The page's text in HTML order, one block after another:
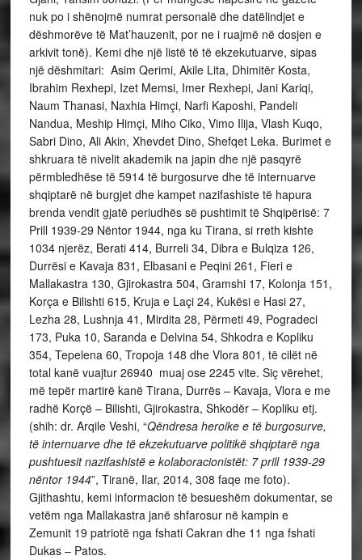
nuk po i shënojmë numrat personalë dhe datëlindjet e
dëshmorëve të Mat’hauzenit, por ne i ruajmë në dosjen e
arkivit tonë). Kemi dhe një listë të të ekzekutuarve, sipas
një dëshmitari: Asim Qerimi, Akile Lita, Dhimitër Kosta,
Ibrahim Rexhepi, Izet Memsi, Imer Rexhepi, Jani Kariqi,
Naum Thanasi, Naxhia Himçi, Narfi Kaposhi, Pandeli
Nandua, Meship Himçi, Miho Ciko, Vimo Ilija, Vlash Kuqo,
Sabri Dino, Ali Akin, Xhevdet Dino, Shefqet Leka. Burimet e
shkruara të nivelit akademik na japin dhe një pasqyrë
përmbledhëse të 5914 të burgosurve dhe të internuarve
shqiptarë në burgjet dhe kampet nazifashiste të hapura
brenda vendit gjatë periudhës së pushtimit të Shqipërisë: 7
Prill 1939-29 Nëntor 1944, nga ku Tirana, si rreth kishte
1034 njerëz, Berati 414, Burreli 34, Dibra e Bulqiza 126,
Durrësi e Kavaja 831, Elbasani e Peqini 261, Fieri e
Mallakastra 130, Gjirokastra 504, Gramshi 17, Kolonja 151,
Korça e Bilishti 615, Kruja e Laçi 24, Kukësi e Hasi 27,
Lezha 28, Lushnja 41, Mirdita 28, Përmeti 49, Pogradeci
173, Puka 10, Saranda e Delvina 54, Shkodra e Kopliku
354, Tepelena 60, Tropoja 148 dhe Vlora 801, të cilët në
total kanë vuajtur 26940 muaj ose 2245 vite. Siç vërehet,
më tepër martirë kanë Tirana, Durrës – Kavaja, Vlora e me
radhë Korçë – Bilishti, Gjirokastra, Shkodër – Kopliku etj.
(shih: dr. Arqile Veshi, “Qëndresa heroike e të burgosurve,
të internuarve dhe të ekzekutuarve politikë shqiptarë nga
pushtuesit nazifashistë e kolaboracionistët: 7 prill 1939-29
nëntor 1944”, Tiranë, Ilar, 2014, 308 faqe me foto).
Gjithashtu, kemi informacion të besueshëm dokumentar, se
vetëm nga Mallakastra janë shfarosur në kampin e
Zemunit 19 patriotë nga fshati Cakran dhe 11 nga fshati
Dukas – Patos.